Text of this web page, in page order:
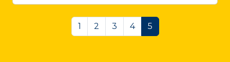
Page navigation Page
1 Page
2 Page
3 Page
4 Current Page
5